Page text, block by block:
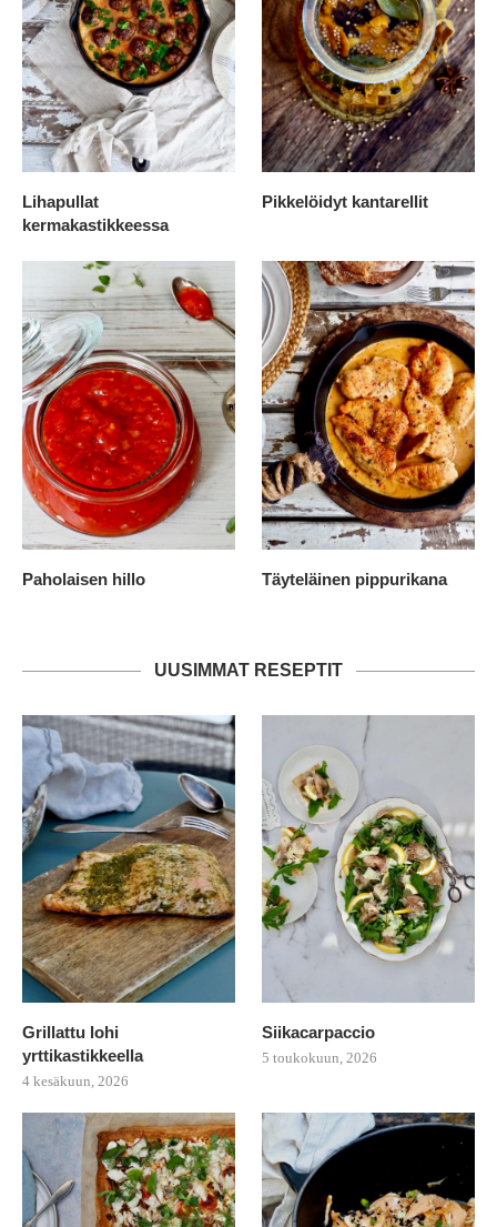
Lihapullat
kermakastikkeessa
Pikkelöidyt kantarellit
Paholaisen hillo Täyteläinen pippurikana
UUSIMMAT RESEPTIT
Grillattu lohi
yrttikastikkeella
4 kesäkuun, 2026
Siikacarpaccio
5 toukokuun, 2026